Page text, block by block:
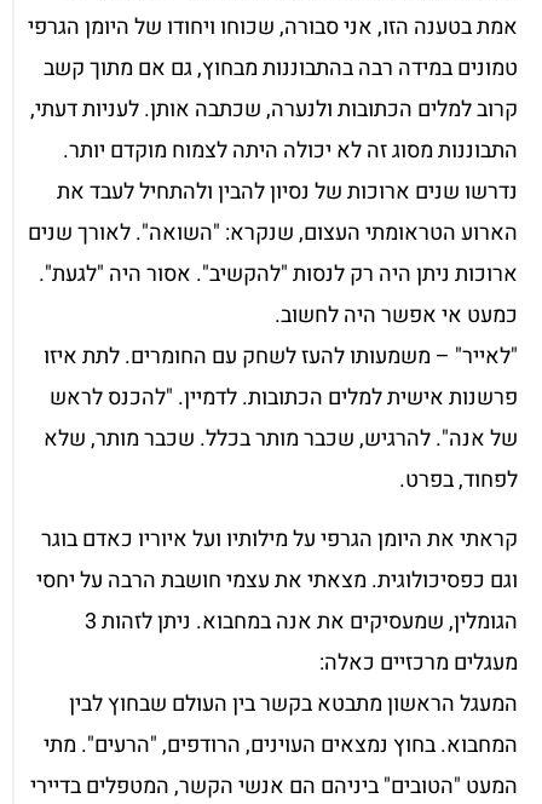
אמת בטענה הזו, אני סבורה, שכוחו ויחודו של היומן הגרפי
טמונים במידה רבה בהתבוננות מבחוץ, גם אם מתוך קשב
קרוב למלים הכתובות ולנערה, שכתבה אותן. לעניות דעתי,
התבוננות מסוג זה לא יכולה היתה לצמוח מוקדם יותר.
נדרשו שנים ארוכות של נסיון להבין ולהתחיל לעבד את
הארוע הטראומתי העצום, שנקרא: "השואה". לאורך שנים
ארוכות ניתן היה רק לנסות "להקשיב". אסור היה "לגעת".
כמעט אי אפשר היה לחשוב.
"לאייר" – משמעותו להעז לשחק עם החומרים. לתת איזו
פרשנות אישית למלים הכתובות. לדמיין. "להכנס לראש
של אנה". להרגיש, שכבר מותר בכלל. שכבר מותר, שלא
לפחוד, בפרט.
קראתי את היומן הגרפי על מילותיו ועל איוריו כאדם בוגר
וגם כפסיכולוגית. מצאתי את עצמי חושבת הרבה על יחסי
הגומלין, שמעסיקים את אנה במחבוא. ניתן לזהות 3
מעגלים מרכזיים כאלה:
המעגל הראשון מתבטא בקשר בין העולם שבחוץ לבין
המחבוא. בחוץ נמצאים העוינים, הרודפים, "הרעים". מתי
המעט "הטובים" ביניהם הם אנשי הקשר, המטפלים בדיירי